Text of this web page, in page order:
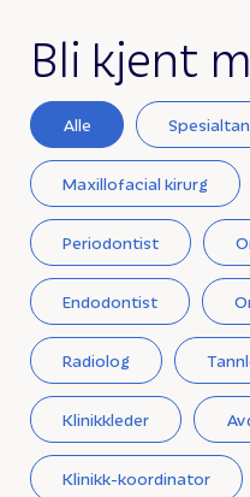
Bli kjent
Alle
Maxillofacial kirurg
Periodontist
Endodontist
Radiolog
Klinikkleder
Klinikk-koordinator